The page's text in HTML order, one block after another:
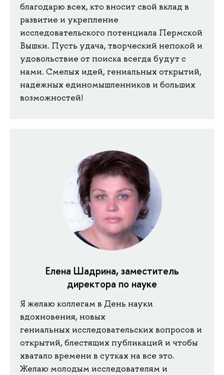
благодарю всех, кто вносит свой вклад в
развитие и укрепление
исследовательского потенциала Пермской
Вышки. Пусть удача, творческий непокой и
удовольствие от поиска всегда будут с
нами. Смелых идей, гениальных открытий,
надёжных единомышленников и больших
возможностей!
Елена Шадрина, заместитель
директора по науке
Я желаю коллегам в День науки
вдохновения, новых
гениальных исследовательских вопросов и
открытий, блестящих публикаций и чтобы
хватало времени в сутках на все это.
Желаю молодым исследователям и